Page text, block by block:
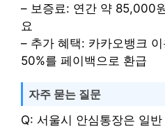
– 보증료: 연간 약 85,000
요
– 추가 혜택: 카카오뱅크
50%를 페이백으로 환급
자주 묻는 질문
Q: 서울시 안심통장은 일